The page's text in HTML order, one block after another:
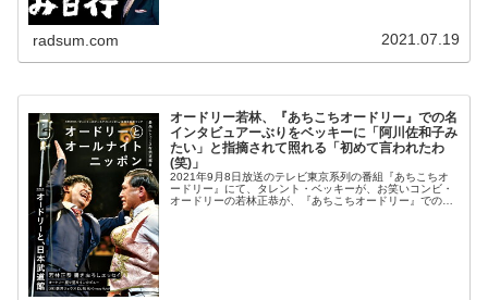
radsum.com 2021.07.19
オードリー若林、『あちこちオードリー』での名
インタビュアーぶりをベッキーに「阿川佐和子み
たい」と指摘されて照れる「初めて言われたわ
(笑)」
2021年9月8日放送のテレビ東京系列の番組『あちこちオ
ードリー』にて、タレント・ベッキーが、お笑いコンビ・
オードリーの若林正恭が、『あちこちオードリー』での名